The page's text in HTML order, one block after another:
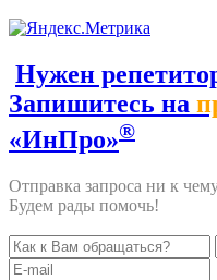
Нужен
Запишитесь на
«ИнПро»®
Отправка запроса ни к
Будем рады помочь!